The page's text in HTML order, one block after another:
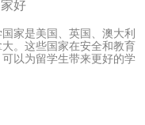
好
家是美国、英国、澳大利
。这些国家在安全和教育
以为留学生带来更好的学